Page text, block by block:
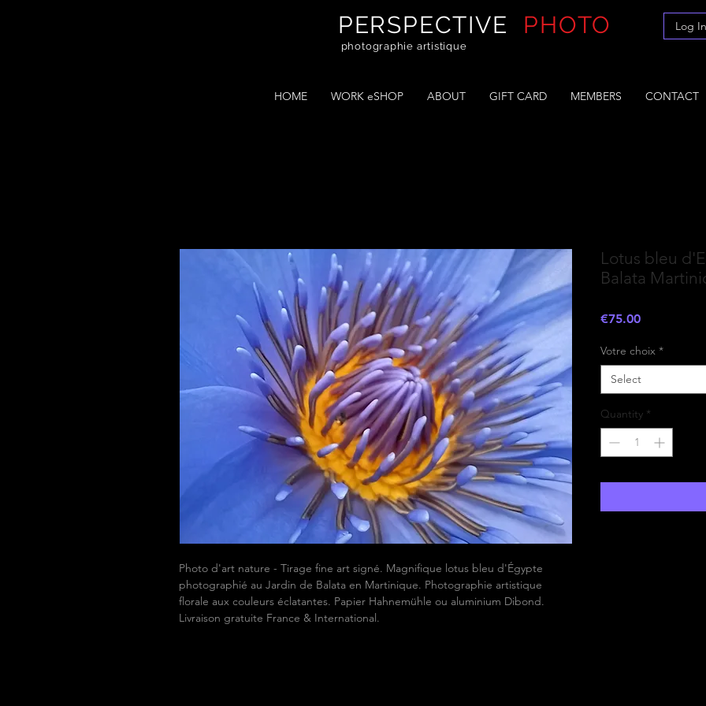
PERSPECTIVE PHOTO
photographie artistique
Log In
HOME WORK eSHOP ABOUT GIFT CARD MEMBERS CONTACT
Photo d'art nature - Tirage fine art signé. Magnifique lotus bleu d'Égypte
photographié au Jardin de Balata en Martinique. Photographie artistique
florale aux couleurs éclatantes. Papier Hahnemühle ou aluminium Dibond.
Livraison gratuite France & International.
Lotus bleu
Balata
€75.00Price
Votre choix *
Select
Quantity *